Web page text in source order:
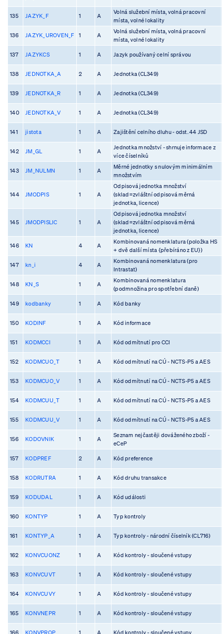
135 JAZYK_F 1 A
Volná služební místa, volná pracovní
místa, volné lokality
136 JAZYK_UROVEN_F 1 A
Volná služební místa, volná pracovní
místa, volné lokality
137 JAZYKCS 1 A Jazyk používaný celní správou
138 JEDNOTKA_A 2 A Jednotka (CL349)
139 JEDNOTKA_R 1 A Jednotka (CL349)
140 JEDNOTKA_V 1 A Jednotka (CL349)
141 jistota 1 A Zajištění celního dluhu - odst. 44 JSD
142 JM_GL 1 A
Jednotka množství - shrnuje informace z
více číselníků
143 JM_NULMN 1 A
Měrné jednotky s nulovým minimálním
množstvím
144 JMODPIS 1 A
Odpisová jednotka množství
(sklad=zvláštní odpisová měrná
jednotka, licence)
145 JMODPISLIC 1 A
Odpisová jednotka množství
(sklad=zvláštní odpisová měrná
jednotka, licence)
146 KN 4 A
Kombinovaná nomenklatura (položka HS
+ dvě další místa {přebíráno z EU})
147 kn_i 4 A
Kombinovaná nomenklatura (pro
Intrastat)
148 KN_S 1 A
Kombinovaná nomenklatura
(podmnožina pro spotřební daně)
149 kodbanky 1 A Kód banky
150 KODINF 1 A Kód informace
151 KODMCCI 1 A Kód odmítnutí pro CCI
152 KODMCUO_T 1 A Kód odmítnutí na CÚ - NCTS-P5 a AES
153 KODMCUO_V 1 A Kód odmítnutí na CÚ - NCTS-P5 a AES
154 KODMCUU_T 1 A Kód odmítnutí na CÚ - NCTS-P5 a AES
155 KODMCUU_V 1 A Kód odmítnutí na CÚ - NCTS-P5 a AES
156 KODOVNIK 1 A
Seznam nejčastěji dováženého zboží -
eCeP
157 KODPREF 2 A Kód preference
158 KODRUTRA 1 A Kód druhu transakce
159 KODUDAL 1 A Kód události
160 KONTYP 1 A Typ kontroly
161 KONTYP_A 1 A Typ kontroly - národní číselník (CL716)
162 KONVCUONZ 1 A Kód kontroly - sloučené vstupy
163 KONVCUVT 1 A Kód kontroly - sloučené vstupy
164 KONVCUVY 1 A Kód kontroly - sloučené vstupy
165 KONVNEPR 1 A Kód kontroly - sloučené vstupy
166 KONVPROP 1 A Kód kontroly - sloučené vstupy